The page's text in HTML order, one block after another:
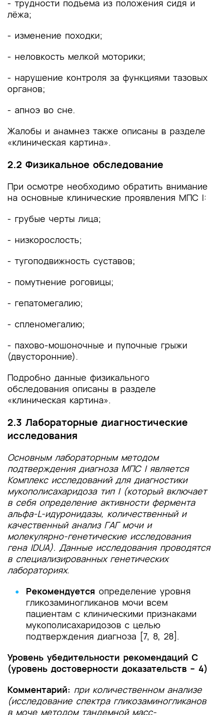
- трудности подъема из положения сидя и
лёжа;
- изменение походки;
- неловкость мелкой моторики;
- нарушение контроля за функциями тазовых
органов;
- апноэ во сне.
Жалобы и анамнез также описаны в разделе
«клиническая картина».
2.2 Физикальное обследование
При осмотре необходимо обратить внимание
на основные клинические проявления МПС I:
- грубые черты лица;
- низкорослость;
- тугоподвижность суставов;
- помутнение роговицы;
- гепатомегалию;
- спленомегалию;
- пахово-мошоночные и пупочные грыжи
(двусторонние).
Подробно данные физикального
обследования описаны в разделе
«клиническая картина».
2.3 Лабораторные диагностические
исследования
Основным лабораторным методом
подтверждения диагноза МПС I является
Комплекс исследований для диагностики
мукополисахаридоза тип I (который включает
в себя определение активности фермента
альфа-L-идуронидазы, количественный и
качественный анализ ГАГ мочи и
молекулярно-генетические исследования
гена IDUA). Данные исследования проводятся
в специализированных генетических
лабораториях.
Рекомендуется определение уровня
гликозаминогликанов мочи всем
пациентам с клиническими признаками
мукополисахаридозов с целью
подтверждения диагноза [7, 8, 28].
Уровень убедительности рекомендаций C
(уровень достоверности доказательств – 4)
Комментарий: при количественном анализе
(исследование спектра гликозаминогликанов
в моче методом тандемной масс-